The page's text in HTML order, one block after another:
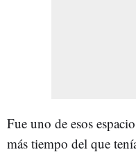
Fue uno de esos
más tiempo del que